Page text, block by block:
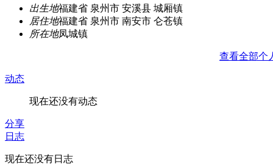
出生地福建省 泉州市 安溪县 城厢镇
居住地福建省 泉州市 南安市 仑苍镇
所在地凤城镇
查看全部个
动态
现在还没有动态
分享
日志
现在还没有日志